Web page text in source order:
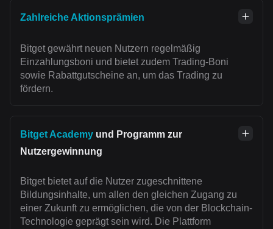
Zahlreiche Aktionsprämien
Bitget gewährt neuen Nutzern regelmäßig
Einzahlungsboni und bietet zudem Trading-Boni
sowie Rabattgutscheine an, um das Trading zu
fördern.
Bitget Academy und Programm zur
Nutzergewinnung
Bitget bietet auf die Nutzer zugeschnittene
Bildungsinhalte, um allen den gleichen Zugang zu
einer Zukunft zu ermöglichen, die von der Blockchain-
Technologie geprägt sein wird. Die Plattform